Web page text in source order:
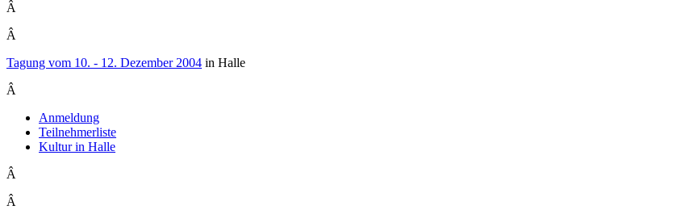
Â
Â
Tagung vom 10. - 12. Dezember 2004 in Halle
Â
Anmeldung
Teilnehmerliste
Kultur in Halle
Â
Â